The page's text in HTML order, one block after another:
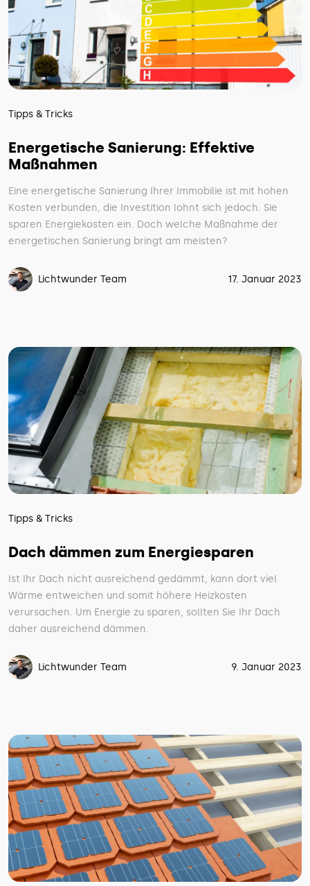
Tipps & Tricks
Energetische Sanierung: Effektive
Maßnahmen
Eine energetische Sanierung Ihrer Immobilie ist mit hohen
Kosten verbunden, die Investition lohnt sich jedoch. Sie
sparen Energiekosten ein. Doch welche Maßnahme der
energetischen Sanierung bringt am meisten?
Lichtwunder Team 17. Januar 2023
Tipps & Tricks
Dach dämmen zum Energiesparen
Ist Ihr Dach nicht ausreichend gedämmt, kann dort viel
Wärme entweichen und somit höhere Heizkosten
verursachen. Um Energie zu sparen, sollten Sie Ihr Dach
daher ausreichend dämmen.
Lichtwunder Team 9. Januar 2023